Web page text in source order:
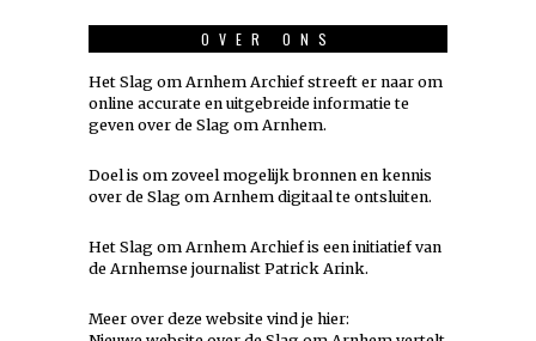
OVER ONS
Het Slag om Arnhem Archief streeft er naar om
online accurate en uitgebreide informatie te
geven over de Slag om Arnhem.
Doel is om zoveel mogelijkbronnen en kennis
over de Slag om Arnhem digitaal te ontsluiten.
Het Slag om Arnhem Archief is een initiatief van
de Arnhemse journalist Patrick Arink.
Meer over deze website vind je hier: